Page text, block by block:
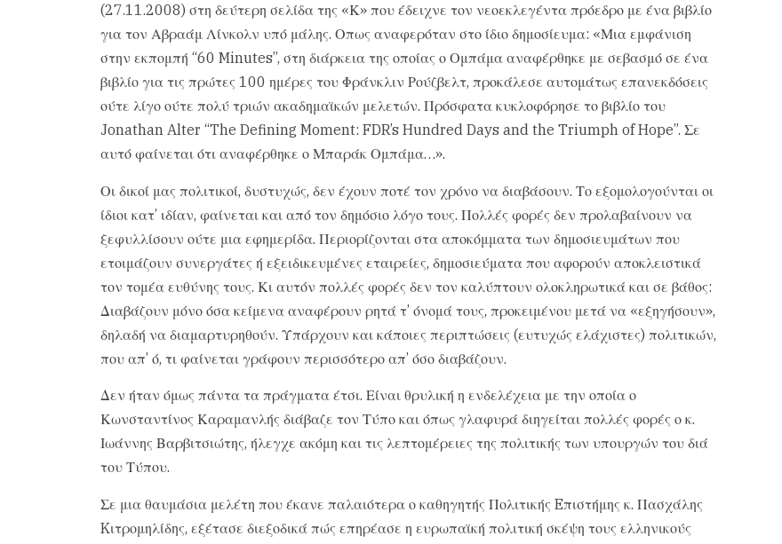
(27.11.2008) στη δεύτερη σελίδα της «Κ» που έδειχνε τον νεοεκλεγέντα πρόεδρο με ένα βιβλίο
για τον Αβραάμ Λίνκολν υπό μάλης. Οπως αναφερόταν στο ίδιο δημοσίευμα: «Μια εμφάνιση
στην εκπομπή “60 Minutes”, στη διάρκεια της οποίας ο Ομπάμα αναφέρθηκε με σεβασμό σε ένα
βιβλίο για τις πρώτες 100 ημέρες του Φράνκλιν Ρούζβελτ, προκάλεσε αυτομάτως επανεκδόσεις
ούτε λίγο ούτε πολύ τριών ακαδημαϊκών μελετών. Πρόσφατα κυκλοφόρησε το βιβλίο του
Jonathan Alter “The Defining Moment: FDR’s Hundred Days and the Triumph of Hope”. Σε
αυτό φαίνεται ότι αναφέρθηκε ο Μπαράκ Ομπάμα…».
Οι δικοί μας πολιτικοί, δυστυχώς, δεν έχουν ποτέ τον χρόνο να διαβάσουν. Το εξομολογούνται οι
ίδιοι κατ’ ιδίαν, φαίνεται και από τον δημόσιο λόγο τους. Πολλές φορές δεν προλαβαίνουν να
ξεφυλλίσουν ούτε μια εφημερίδα. Περιορίζονται στα αποκόμματα των δημοσιευμάτων που
ετοιμάζουν συνεργάτες ή εξειδικευμένες εταιρείες, δημοσιεύματα που αφορούν αποκλειστικά
τον τομέα ευθύνης τους. Κι αυτόν πολλές φορές δεν τον καλύπτουν ολοκληρωτικά και σε βάθος:
Διαβάζουν μόνο όσα κείμενα αναφέρουν ρητά τ’ όνομά τους, προκειμένου μετά να «εξηγήσουν»,
δηλαδή να διαμαρτυρηθούν. Υπάρχουν και κάποιες περιπτώσεις (ευτυχώς ελάχιστες) πολιτικών,
που απ’ ό, τι φαίνεται γράφουν περισσότερο απ’ όσο διαβάζουν.
Δεν ήταν όμως πάντα τα πράγματα έτσι. Είναι θρυλική η ενδελέχεια με την οποία ο
Κωνσταντίνος Καραμανλής διάβαζε τον Τύπο και όπως γλαφυρά διηγείται πολλές φορές ο κ.
Ιωάννης Βαρβιτσιώτης, ήλεγχε ακόμη και τις λεπτομέρειες της πολιτικής των υπουργών του διά
του Τύπου.
Σε μια θαυμάσια μελέτη που έκανε παλαιότερα ο καθηγητής Πολιτικής Eπιστήμης κ. Πασχάλης
Kιτρομηλίδης, εξέτασε διεξοδικά πώς επηρέασε η ευρωπαϊκή πολιτική σκέψη τους ελληνικούς